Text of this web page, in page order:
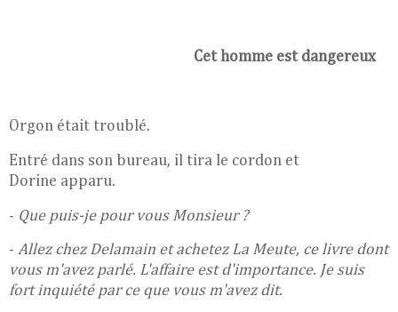
Cet homme est dangereux
Orgon était troublé.
Entré dans son bureau, il tira le cordon et
Dorine apparu.
- Que puis-je pour vous Monsieur ?
- Allez chez Delamain et achetez La Meute, ce livre dont
vous m'avezparlé. L'affaire est d'importance. Je suis
fort inquiété par ce que vous m'avez dit.